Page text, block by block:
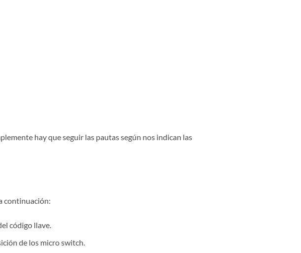
hay que seguir las pautas según nos indican las
continuación:
código llave.
de los micro switch.